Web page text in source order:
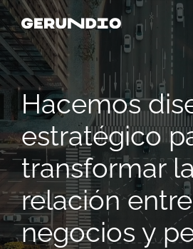
Reproductor
de
vídeo
Hacemos
estratégico
transformar
relación entre
negocios y